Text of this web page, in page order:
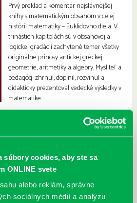
súbory cookies, aby ste sa
ONLINE svete
alebo reklám, správne
sociálnych médií a analýzu
Prvý preklad a komentár najslávnejšej
knihy s matematickým obsahom v celej
histórii matematiky – Euklidovho diela. V
trinástich kapitolách sú v obsahovej a
logickej gradácii zachytené temer všetky
originálne prínosy antickej gréckej
geometrie, aritmetiky a algebry. Mysliteľ a
pedagóg zhrnul, doplnil, rozvinul a
didakticky prezentoval vedecké výsledky v
matematike.